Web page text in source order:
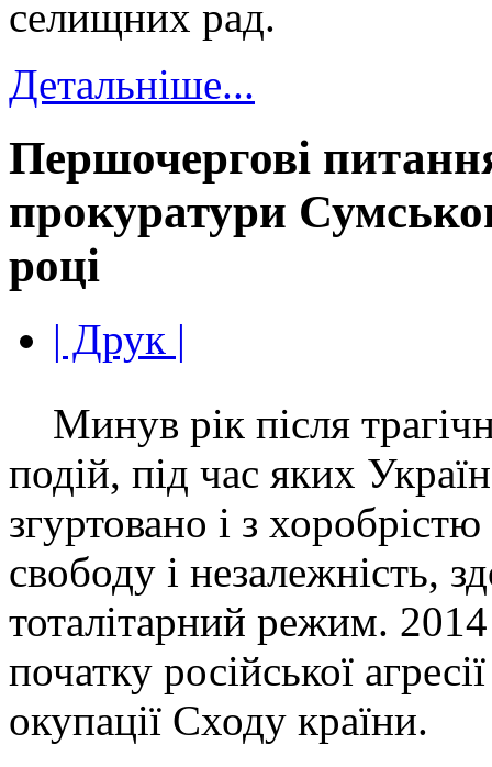
селищних рад.
Детальніше...
Першочергові
прокуратури
році
| Друк |
Минув рік після
подій, під час яких
згуртовано і з
свободу і незалежність,
тоталітарний режим. 2014
початку російської
окупації Сходу країни.